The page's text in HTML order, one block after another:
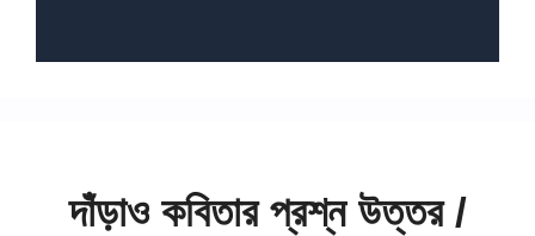
দাঁড়াও কবিতার প্রশ্ন উত্তর /